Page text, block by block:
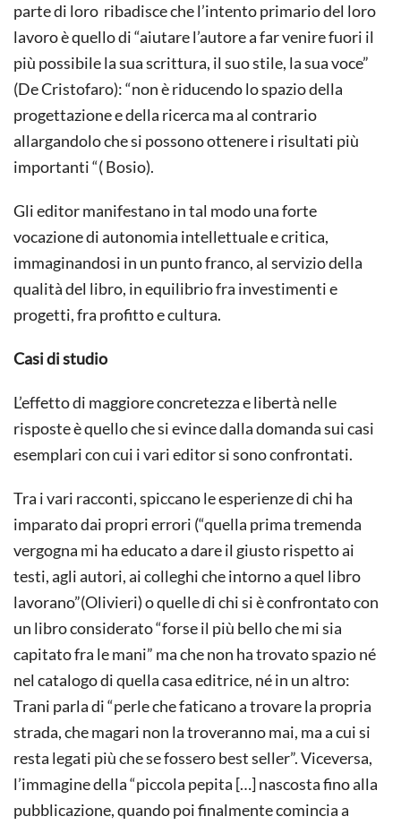
parte di loro ribadisce che l’intento primario del loro
lavoro è quello di “aiutare l’autore a far venire fuori il
più possibile la sua scrittura, il suo stile, la sua voce”
(De Cristofaro): “non è riducendo lo spazio della
progettazione e della ricerca ma al contrario
allargandolo che si possono ottenere i risultati più
importanti “( Bosio).
Gli editor manifestano in tal modo una forte
vocazione di autonomia intellettuale e critica,
immaginandosi in un punto franco, al servizio della
qualità del libro, in equilibrio fra investimenti e
progetti, fra profitto e cultura.
Casi di studio
L’effetto di maggiore concretezza e libertà nelle
risposte è quello che si evince dalla domanda sui casi
esemplari con cui i vari editor si sono confrontati.
Tra i vari racconti, spiccano le esperienze di chi ha
imparato dai propri errori (“quella prima tremenda
vergogna mi ha educato a dare il giusto rispetto ai
testi, agli autori, ai colleghi che intorno a quel libro
lavorano”(Olivieri) o quelle di chi si è confrontato con
un libro considerato “forse il più bello che mi sia
capitato fra le mani” ma che non ha trovato spazio né
nel catalogo di quella casa editrice, né in un altro:
Trani parla di “perle che faticano a trovare la propria
strada, che magari non la troveranno mai, ma a cui si
resta legati più che se fossero best seller”. Viceversa,
l’immagine della “piccola pepita […] nascosta fino alla
pubblicazione, quando poi finalmente comincia a